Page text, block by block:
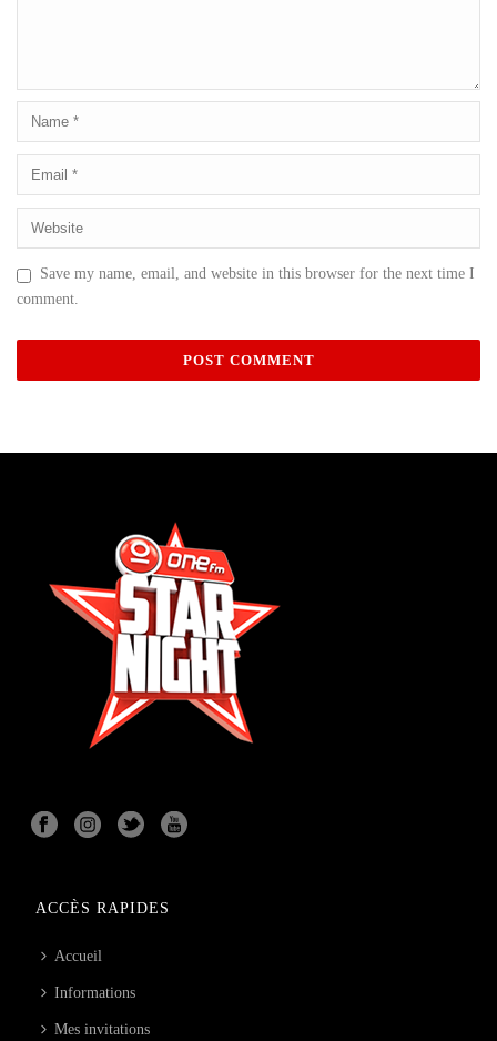
Save my name, email, and website in this browser for the next time I
comment.
ACCÈS RAPIDES
Accueil
Informations
Mes invitations